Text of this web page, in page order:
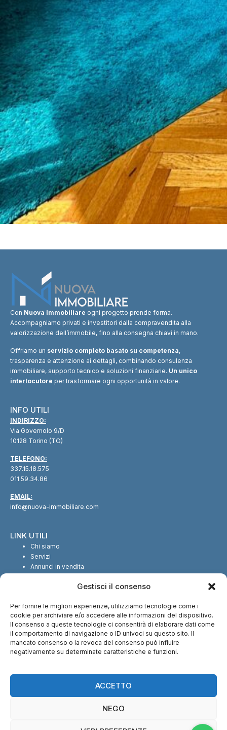
Gestisci il consenso
Per fornire le migliori esperienze, utilizziamo tecnologie come i
cookie per archiviare e/o accedere alle informazioni del dispositivo.
Il consenso a queste tecnologie ci consentirà di elaborare dati come
il comportamento di navigazione o ID univoci su questo sito. Il
mancato consenso o la revoca del consenso può influire
negativamente su determinate caratteristiche e funzioni.
ACCETTO
NEGO
Con Nuova Immobiliare ogni progetto prende forma.
Accompagniamo privati e investitori dalla compravendita alla
valorizzazione dell’immobile, fino alla consegna chiavi in mano.
Offriamo un servizio completo basato su competenza,
trasparenza e attenzione ai dettagli, combinando consulenza
immobiliare, supporto tecnico e soluzioni finanziarie. Un unico
interlocutore per trasformare ogni opportunità in valore.
INFO UTILI
INDIRIZZO:
Via Governolo 9/D
10128 Torino (TO)
TELEFONO:
337.15.18.575
011.59.34.86
EMAIL:
info@nuova-immobiliare.com
LINK UTILI
Chi siamo
Servizi
Annunci in vendita
SEGUICI SUI SOCIAL
CI TROVI ANCHE SU: